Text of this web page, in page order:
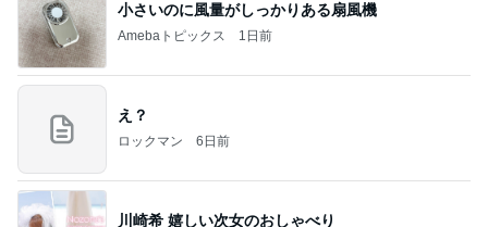
小さいのに風量がしっかりある扇風機
Amebaトピックス 1日前
え？
ロックマン 6日前
川崎希 嬉しい次女のおしゃべり